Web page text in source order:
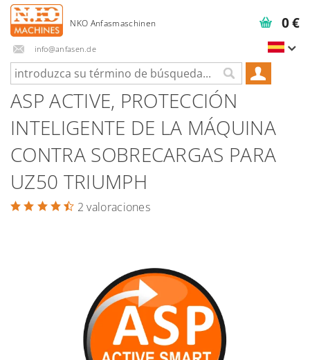
info@anfasen.de
0 €
ASP ACTIVE, PROTECCIÓN
INTELIGENTE DE LA MÁQUINA
CONTRA SOBRECARGAS PARA
UZ50 TRIUMPH
2 valoraciones